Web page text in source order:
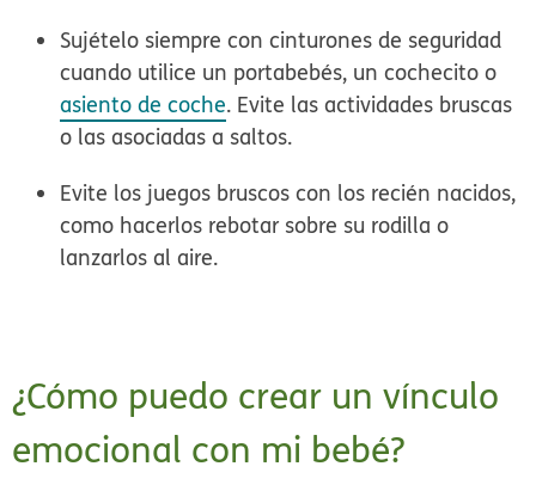
Sujételo siempre con cinturones de seguridad
cuando utilice un portabebés, un cochecito o
asiento de coche. Evite las actividades bruscas
o las asociadas a saltos.
Evite los juegos bruscos con los recién nacidos,
como hacerlos rebotar sobre su rodilla o
lanzarlos al aire.
¿Cómo puedo crear un vínculo
emocional con mi bebé?